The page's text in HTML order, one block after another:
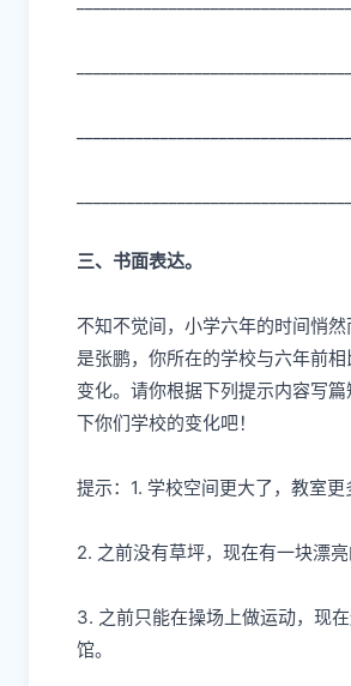
三、书面表达。
不知不觉间，小学六年的时间悄
是张鹏，你所在的学校与六年前
变化。请你根据下列提示内容写
下你们学校的变化吧！
提示：1. 学校空间更大了，教室更
2. 之前没有草坪，现在有一块漂亮
3. 之前只能在操场上做运动，现
馆。